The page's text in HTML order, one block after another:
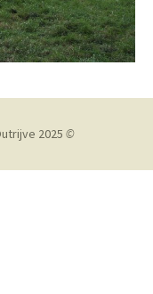
2025 ©